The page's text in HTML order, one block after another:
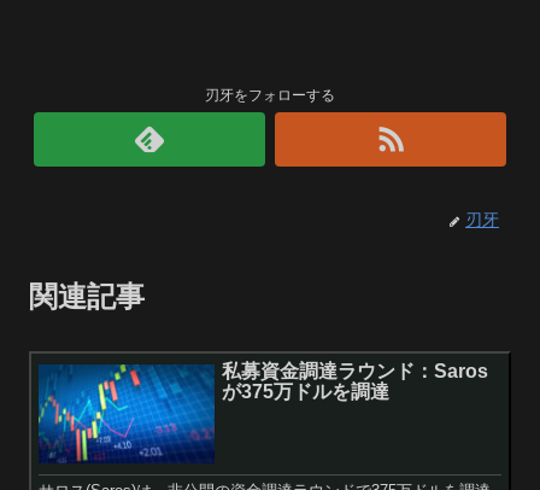
刃牙をフォローする
刃牙
関連記事
私募資金調達ラウンド：Saros
が375万ドルを調達